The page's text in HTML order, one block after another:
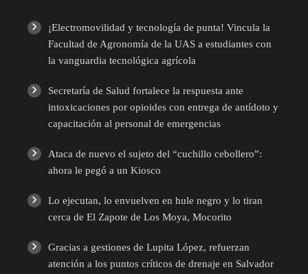
¡Electromovilidad y tecnología de punta! Vincula la
Facultad de Agronomía de la UAS a estudiantes con
la vanguardia tecnológica agrícola
Secretaría de Salud fortalece la respuesta ante
intoxicaciones por opioides con entrega de antídoto y
capacitación al personal de emergencias
Ataca de nuevo el sujeto del “cuchillo cebollero”:
ahora le pegó a un Kiosco
Lo ejecutan, lo envuelven en hule negro y lo tiran
cerca de El Zapote de Los Moya, Mocorito
Gracias a gestiones de Lupita López, refuerzan
atención a los puntos críticos de drenaje en Salvador